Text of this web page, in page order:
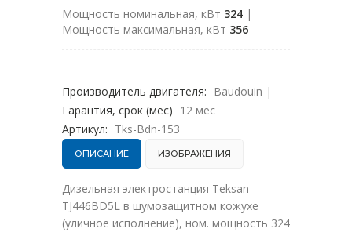
Мощность номинальная, кВт 324 |
Мощность максимальная, кВт 356
Производитель двигателя: Baudouin |
Гарантия, срок (мес) 12 мес
Артикул: Tks-Bdn-153
ОПИСАНИЕ ИЗОБРАЖЕНИЯ
Дизельная электростанция Teksan
TJ446BD5L в шумозащитном кожухе
(уличное исполнение), ном. мощность 324